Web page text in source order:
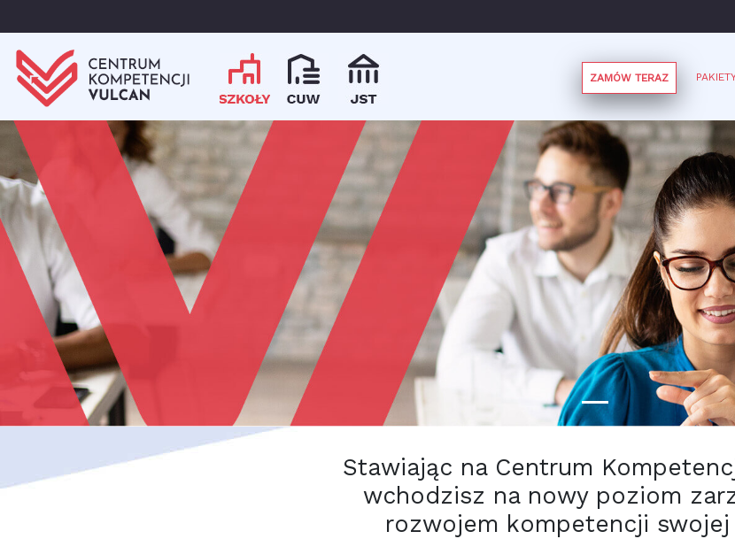
ZAMÓW TERAZ
Stawiając na Centrum
wchodzisz na nowy poziom
rozwojem kompetencji swojej